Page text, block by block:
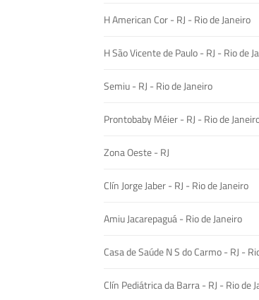
H American Cor - RJ - Rio de Janeiro
H São Vicente de Paulo - RJ - Rio de
Semiu - RJ - Rio de Janeiro
Prontobaby Méier - RJ - Rio de
Zona Oeste - RJ
Clín Jorge Jaber - RJ - Rio de Janeiro
Amiu Jacarepaguá - Rio de Janeiro
Casa de Saúde N S do Carmo - RJ -
Clín Pediátrica da Barra - RJ - Rio de